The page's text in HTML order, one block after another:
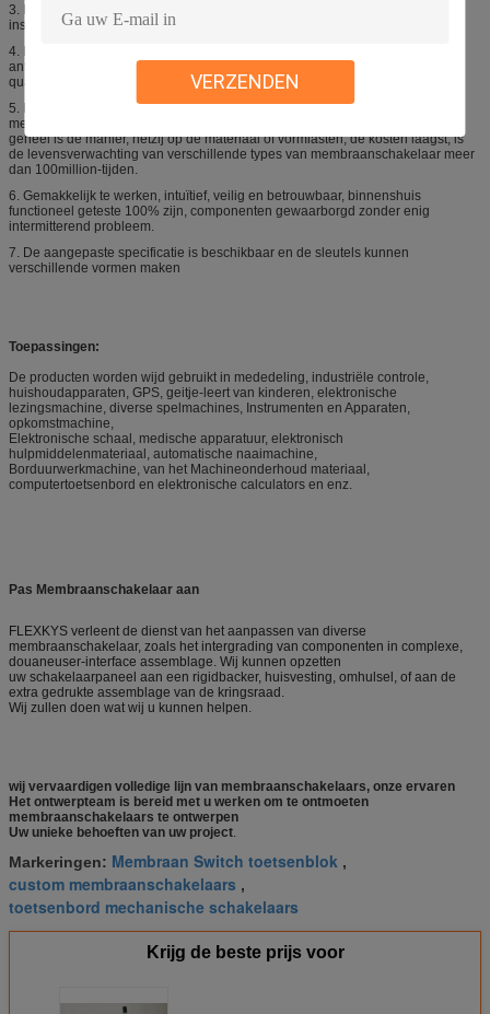
VERZENDEN
3. Kleine bestand grootte, lichtgewicht, dunne dikte, goede tactility, schuring,
installatie en verbindingsgemak.
4. De strakheid is goed, vochtbestendig, stofdicht, waterdicht, anti-olie,
anticorrosief en erosie van schadelijk gassenbewijs, zure en alkalibewijs,
quakeproof.
5. De lage kosten, de hoge levensduur, het ontwerp van de
membraanschakelaar en de vervaardiging gebruiken het toetsenbord als
geheel is de manier, hetzij op de materiaal of vormlasten, de kosten laagst, is
de levensverwachting van verschillende types van membraanschakelaar meer
dan 100million-tijden.
6. Gemakkelijk te werken, intuïtief, veilig en betrouwbaar, binnenshuis
functioneel geteste 100% zijn, componenten gewaarborgd zonder enig
intermitterend probleem.
7. De aangepaste specificatie is beschikbaar en de sleutels kunnen
verschillende vormen maken
Toepassingen:
De producten worden wijd gebruikt in mededeling, industriële controle,
huishoudapparaten, GPS, geitje-leert van kinderen, elektronische
lezingsmachine, diverse spelmachines, Instrumenten en Apparaten,
opkomstmachine,
Elektronische schaal, medische apparatuur, elektronisch
hulpmiddelenmateriaal, automatische naaimachine,
Borduurwerkmachine, van het Machineonderhoud materiaal,
computertoetsenbord en elektronische calculators en enz.
Pas Membraanschakelaar aan
FLEXKYS verleent de dienst van het aanpassen van diverse
membraanschakelaar, zoals het intergrading van componenten in complexe,
douaneuser-interface assemblage. Wij kunnen opzetten
uw schakelaarpaneel aan een rigidbacker, huisvesting, omhulsel, of aan de
extra gedrukte assemblage van de kringsraad.
Wij zullen doen wat wij u kunnen helpen.
wij vervaardigen volledige lijn van membraanschakelaars, onze ervaren
Het ontwerpteam is bereid met u werken om te ontmoeten
membraanschakelaars te ontwerpen
Uw unieke behoeften van uw project.
Markeringen: Membraan Switch toetsenblok ,
custom membraanschakelaars ,
toetsenbord mechanische schakelaars
Krijg de beste prijs voor